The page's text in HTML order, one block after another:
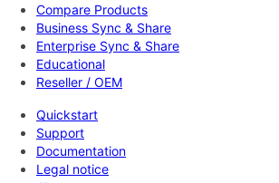
Compare Products
Business Sync & Share
Enterprise Sync & Share
Educational
Reseller / OEM
Quickstart
Support
Documentation
Legal notice